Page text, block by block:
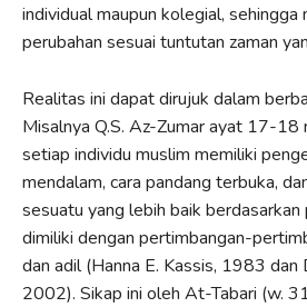
individual maupun kolegial, sehingga
perubahan sesuai tuntutan zaman
Realitas ini dapat dirujuk dalam
Misalnya Q.S. Az-Zumar ayat 17-18
setiap individu muslim memiliki
mendalam, cara pandang terbuka,
sesuatu yang lebih baik berdasarkan
dimiliki dengan pertimbangan-
dan adil (Hanna E. Kassis, 1983 dan
2002). Sikap ini oleh At-Tabari (w.